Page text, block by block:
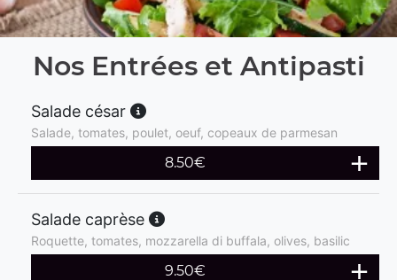
Nos Entrées et Antipasti
Salade césar
Salade, tomates, poulet, oeuf, copeaux de parmesan
8.50€
Salade caprèse
Roquette, tomates, mozzarella di buffala, olives, basilic
9.50€